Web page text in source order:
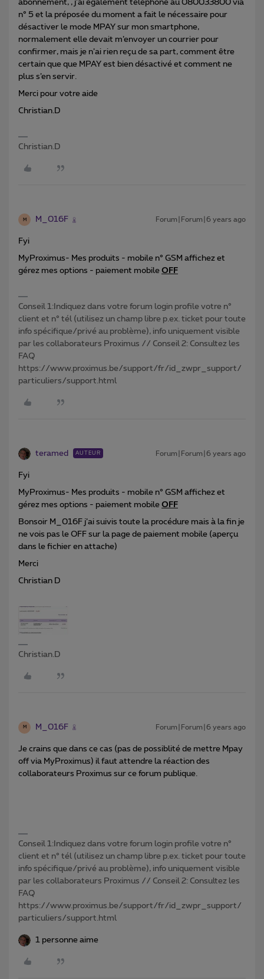
abonnement, , j’ai également téléphoné au 080033800 via
n° 5 et la préposée du moment a fait le nécessaire pour
désactiver le mode MPAY sur mon smartphone,
normalement elle devait m’envoyer un courrier pour
confirmer, mais je n’ai rien reçu de sa part, comment être
certain que que MPAY est bien désactivé et comment ne
plus s’en servir.
Merci pour votre aide
Christian.D
Christian.D
M M_016F Forum|Forum|6 years ago
Fyi
MyProximus- Mes produits - mobile n° GSM affichez et
gérez mes options - paiement mobile OFF
Conseil 1:Indiquez dans votre forum login profile votre n°
client et n° tél (utilisez un champ libre p.ex. ticket pour toute
info spécifique/privé au problème), info uniquement visible
par les collaborateurs Proximus // Conseil 2: Consultez les
FAQ
https://www.proximus.be/support/fr/id_zwpr_support/
particuliers/support.html
teramed AUTEUR Forum|Forum|6 years ago
Fyi
MyProximus- Mes produits - mobile n° GSM affichez et
gérez mes options - paiement mobile OFF
Bonsoir M_016F j’ai suivis toute la procédure mais à la fin je
ne vois pas le OFF sur la page de paiement mobile (aperçu
dans le fichier en attache)
Merci
Christian D
Christian.D
M M_016F Forum|Forum|6 years ago
Je crains que dans ce cas (pas de possiblité de mettre Mpay
off via MyProximus) il faut attendre la réaction des
collaborateurs Proximus sur ce forum publique.
Conseil 1:Indiquez dans votre forum login profile votre n°
client et n° tél (utilisez un champ libre p.ex. ticket pour toute
info spécifique/privé au problème), info uniquement visible
par les collaborateurs Proximus // Conseil 2: Consultez les
FAQ
https://www.proximus.be/support/fr/id_zwpr_support/
particuliers/support.html
1 personne aime